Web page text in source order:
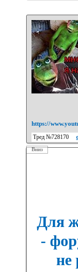
https://
Тред №728170
Вниз
Для
-
не